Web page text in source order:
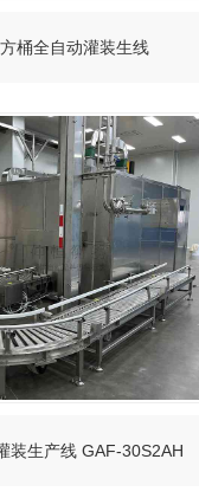
桶全自动灌装生线
装生产线 GAF-30S2AH